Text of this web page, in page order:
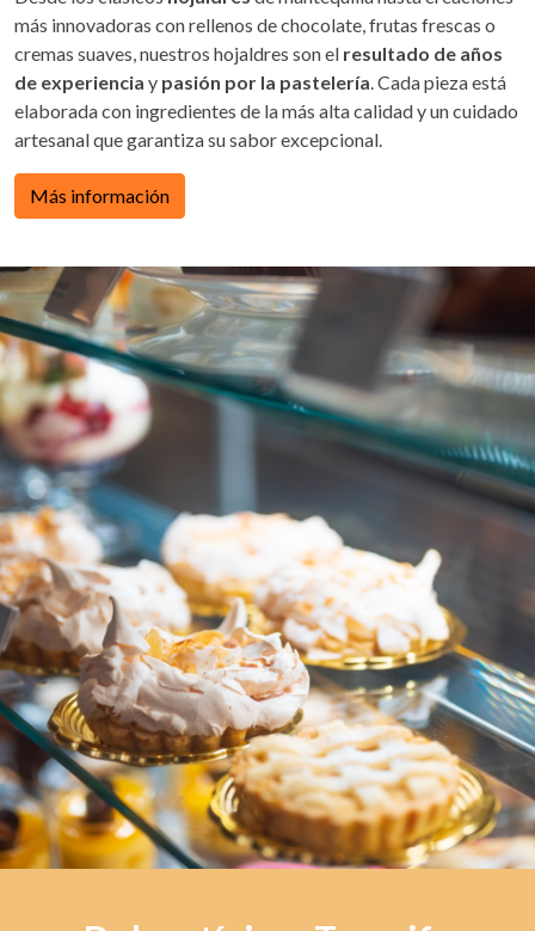
más innovadoras con rellenos de chocolate, frutas frescas o
cremas suaves, nuestros hojaldres son el resultado de años
de experiencia y pasión por la pastelería . Cada pieza está
elaborada con ingredientes de la más alta calidad y un cuidado
artesanal que garantiza su sabor excepcional.
Más información